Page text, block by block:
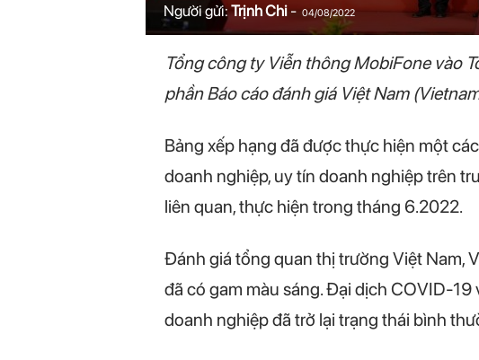
Người gửi:Trịnh Chi- 04/08/2022
Tổng công ty Viễn thông MobiFone vào
phần Báo cáo đánh giá Việt Nam
Bảng xếp hạng đã được thực hiện một
doanh nghiệp, uy tín doanh nghiệp trên
liên quan, thực hiện trong tháng 6.2022.
Đánh giá tổng quan thị trường Việt Nam,
đã có gam màu sáng. Đại dịch COVID-
doanh nghiệp đã trở lại trạng thái bình